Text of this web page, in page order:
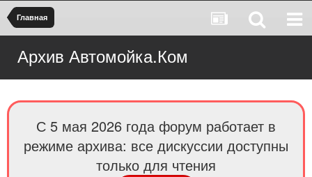
Главная
Архив Автомойка.Ком
С 5 мая 2026 года форум работает в
режиме архива: все дискуссии доступны
только для чтения